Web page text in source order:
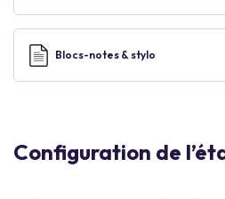
Blocs-notes & stylo
Configuration de